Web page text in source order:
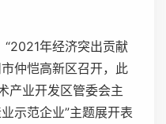
年经济突出贡献
仲恺高新区召开，此
产业开发区管委会主
示范企业”主题展开表